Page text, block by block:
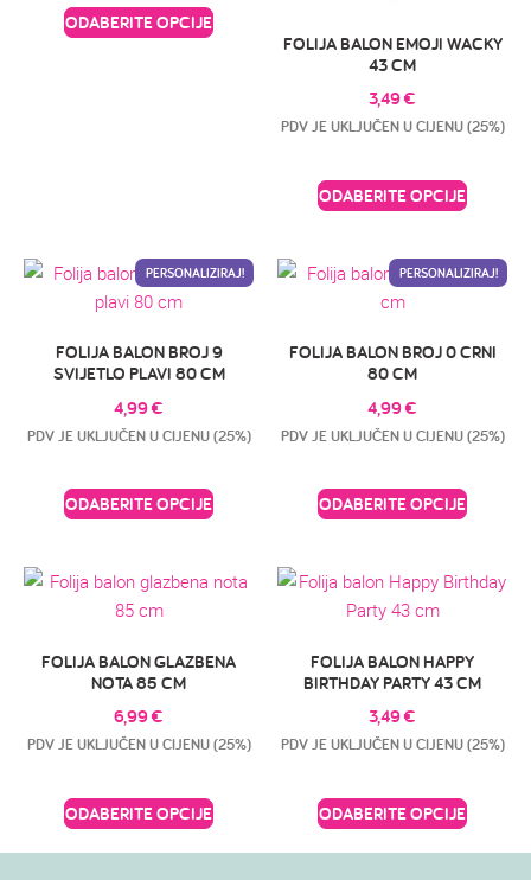
ODABERITE OPCIJE
FOLIJA BALON EMOJI WACKY
43 CM
3,49€
PDV JE UKLJUČEN U CIJENU (25%)
ODABERITE OPCIJE
PERSONALIZIRAJ!
FOLIJA BALON BROJ 9
SVIJETLO PLAVI 80 CM
4,99€
PDV JE UKLJUČEN U CIJENU (25%)
ODABERITE OPCIJE
PERSONALIZIRAJ!
FOLIJA BALON BROJ 0 CRNI
80 CM
4,99€
PDV JE UKLJUČEN U CIJENU (25%)
ODABERITE OPCIJE
FOLIJA BALON GLAZBENA
NOTA 85 CM
6,99€
PDV JE UKLJUČEN U CIJENU (25%)
ODABERITE OPCIJE
FOLIJA BALON HAPPY
BIRTHDAY PARTY 43 CM
3,49€
PDV JE UKLJUČEN U CIJENU (25%)
ODABERITE OPCIJE